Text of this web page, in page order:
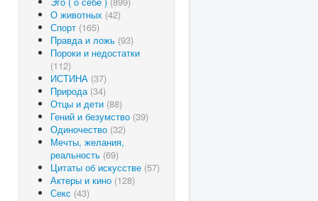
О животных (42)
Спорт (165)
Правда и ложь (93)
Пороки и недостатки
(112)
ИСТИНА (37)
Природа (34)
Отцы и дети (88)
Гений и безумство (39)
Одиночество (32)
Мечты, желания,
реальность (69)
Цитаты об искусстве (57)
Актеры и кино (128)
Секс (43)